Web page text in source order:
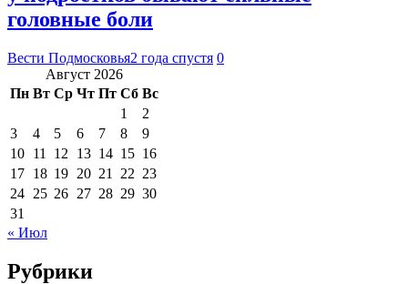
головные боли
Вести Подмосковья2 года спустя 0
Август 2026
Пн Вт Ср Чт Пт Сб Вс
1
2
3
4 5 6 7 8
9
10 11 12 13 14 15 16
17 18 19 20 21 22 23
24 25 26 27 28 29 30
31
« Июл
Рубрики